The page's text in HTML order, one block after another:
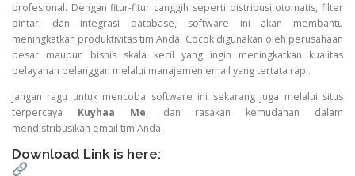
profesional. Dengan fitur-fitur canggih seperti distribusi otomatis, filter
pintar, dan integrasi database, software ini akan membantu
meningkatkan produktivitas tim Anda. Cocok digunakan oleh perusahaan
besar maupun bisnis skala kecil yang ingin meningkatkan kualitas
pelayanan pelanggan melalui manajemen email yang tertata rapi.
Jangan ragu untuk mencoba software ini sekarang juga melalui situs
terpercaya Kuyhaa Me, dan rasakan kemudahan dalam
mendistribusikan email tim Anda.
Download Link is here: